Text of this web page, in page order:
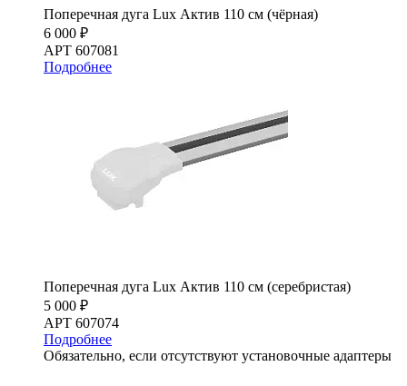
Поперечная дуга Lux Актив 110 см (чёрная)
6 000 ₽
АРТ 607081
Подробнее
Поперечная дуга Lux Актив 110 см (серебристая)
5 000 ₽
АРТ 607074
Подробнее
Обязательно, если отсутствуют установочные адаптеры